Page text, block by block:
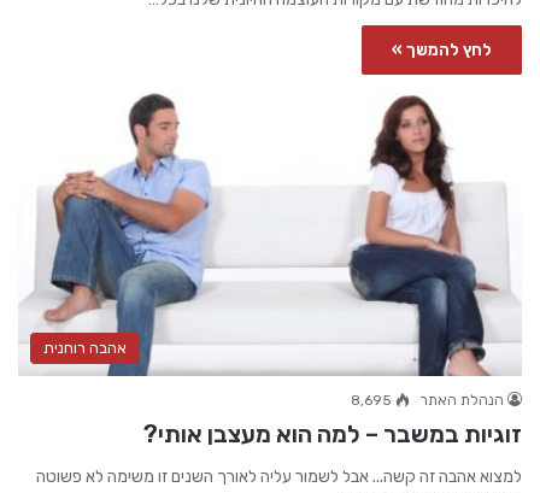
לחץ להמשך »
אהבה רוחנית
הנהלת האתר 8,695
זוגיות במשבר – למה הוא מעצבן אותי?
למצוא אהבה זה קשה... אבל לשמור עליה לאורך השנים זו משימה לא פשוטה